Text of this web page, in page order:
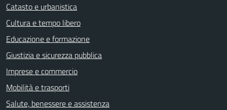
Catasto e urbanistica
Cultura e tempo libero
Educazione e formazione
Giustizia e sicurezza pubblica
Imprese e commercio
Mobilità e trasporti
Salute, benessere e assistenza